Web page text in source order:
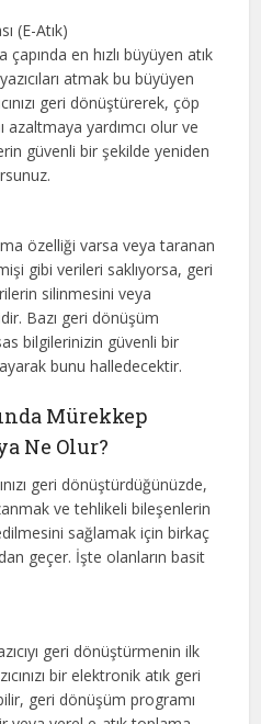
(E-Atık)
en hızlı büyüyen atık
atmak bu büyüyen
geri dönüştürerek, çöp
azaltmaya yardımcı olur ve
güvenli bir şekilde yeniden
özelliği varsa veya taranan
gibi verileri saklıyorsa, geri
silinmesini veya
Bazı geri dönüşüm
bilgilerinizin güvenli bir
bunu halledecektir.
Mürekkep
Ne Olur?
geri dönüştürdüğünüzde,
ve tehlikeli bileşenlerin
sağlamak için birkaç
geçer. İşte olanların basit
geri dönüştürmenin ilk
bir elektronik atık geri
geri dönüşüm programı